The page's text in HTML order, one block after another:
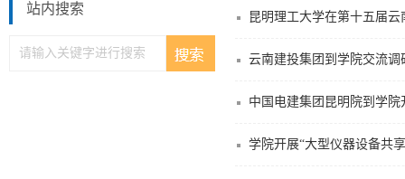
站内搜索
昆明理工大学在第十五届
云南建投集团到学院交流调
中国电建集团昆明院到学院
学院开展“大型仪器设备共